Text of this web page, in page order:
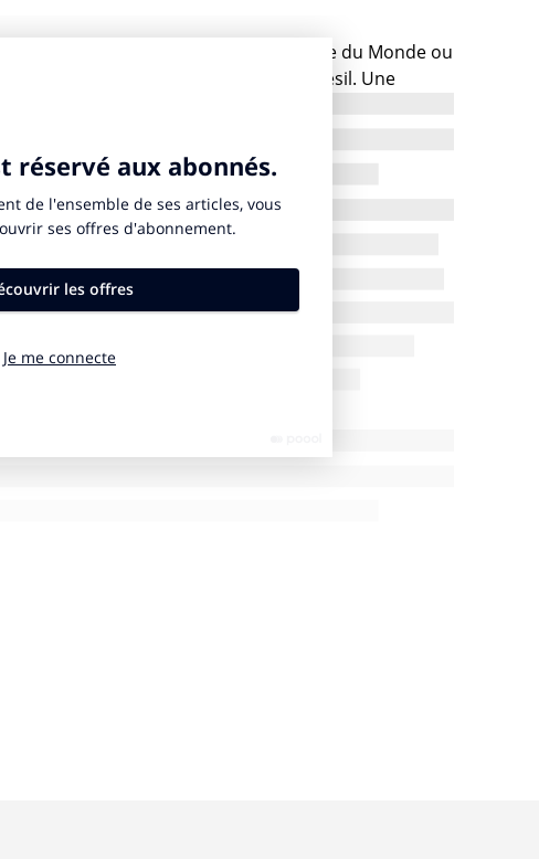
voir vos articles sur la première page du Monde ou
grâce à Nissan c’est possible au Brésil. Une
entre les consommateurs et la marque, l’agence
mise en œuvre. Les abonnés à l’édition du
– l’un des plus grands du pays et l’une des
et se sont vus offrir la possibilité de créer leurs
qui correspondait parfaitement au slogan de
sur une bannière Nissan, écrire le texte,